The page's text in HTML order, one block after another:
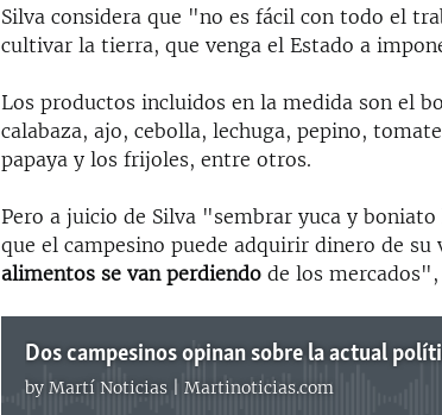
Silva considera que "no es fácil con todo el
cultivar la tierra, que venga el Estado a
Los productos incluidos en la medida son el
calabaza, ajo, cebolla, lechuga, pepino,
papaya y los frijoles, entre otros.
Pero a juicio de Silva "sembrar yuca y
que el campesino puede adquirir dinero de
alimentos se van perdiendo de los mercados",
Dos campesinos opinan sobre la actual
byMartí Noticias | Martinoticias.com
No media source